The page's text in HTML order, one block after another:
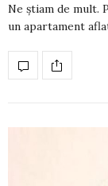
Ne știam de mult.
un apartament